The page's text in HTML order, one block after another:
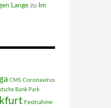
Langezu Im
CMS Coronavirus
Bank Park
Festnahme